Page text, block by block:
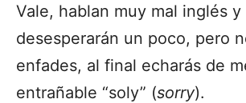
Vale, hablan muy mal inglés y
desesperarán un poco, pero
enfades, al final echarás de
entrañable “soly” (sorry).